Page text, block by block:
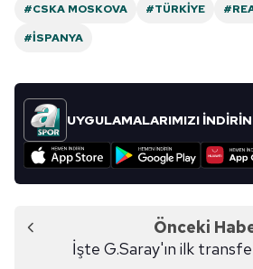
#CSKA MOSKOVA
#TÜRKIYE
#İSPANYA
UYGULAMALARIMIZI
Önceki
İşte G.Saray'ın ilk